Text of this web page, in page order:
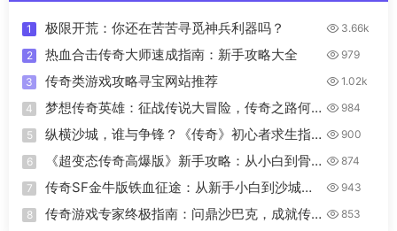
1 极限开荒：你还在苦苦寻觅神兵利器吗？ 3.66k
2 热血合击传奇大师速成指南：新手攻略大全 979
3 传奇类游戏攻略寻宝网站推荐 1.02k
4
梦想传奇英雄：征战传说大冒险，传奇之路何
去何从？
984
5
纵横沙城，谁与争锋？《传奇》初心者求生指
南之新手篇
900
6
《超变态传奇高爆版》新手攻略：从小白到骨
灰粉的升级之路
874
7
传奇SF金牛版铁血征途：从新手小白到沙城霸
主的进阶攻略
943
8
传奇游戏专家终极指南：问鼎沙巴克，成就传
853